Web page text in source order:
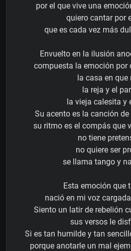
por el que vive una
quiero cantar por
que es cada vez más
Envuelto en la ilusión
compuesta la emoción por
la casa en que
la reja y el
la vieja calesita y
Su acento es la canción
su ritmo es el compás que
no tiene
no quiere ser
se llama tango y
Esta emoción que
nació en mi voz
Siento un latir de rebelión
sus versos le
Si es tan humilde y tan
porque anotarle un mal